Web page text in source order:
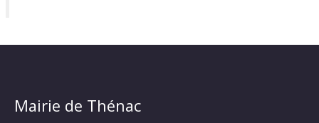
Mairie de Thénac